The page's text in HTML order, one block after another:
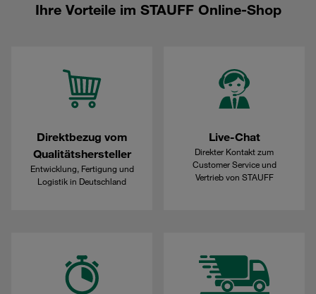
Ihre Vorteile im STAUFF Online-Shop
Direktbezug vom
Qualitätshersteller
Entwicklung, Fertigung und
Logistik in Deutschland
Live-Chat
Direkter Kontakt zum
Customer Service und
Vertrieb von STAUFF